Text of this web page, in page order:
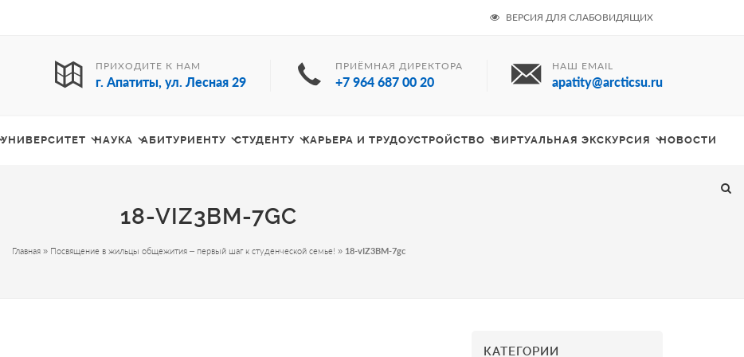
ВЕРСИЯ ДЛЯ СЛАБОВИДЯЩИХ
ПРИХОДИТЕ К НАМ
г. Апатиты, ул. Лесная 29
ПРИЁМНАЯ ДИРЕКТОРА
+7 964 687 00 20
НАШ EMAIL
apatity@arcticsu.ru
УНИВЕРСИТЕТ НАУКА АБИТУРИЕНТУ СТУДЕНТУ КАРЬЕРА И ТРУДОУСТРОЙСТВО ВИРТУАЛЬНАЯ ЭКСКУРСИЯ НОВОСТИ
18-VIZ3BM-7GC
Главная » Посвящение в жильцы общежития – первый шаг к студенческой семье! » 18-vIZ3BM-7gc
КАТЕГОРИИ